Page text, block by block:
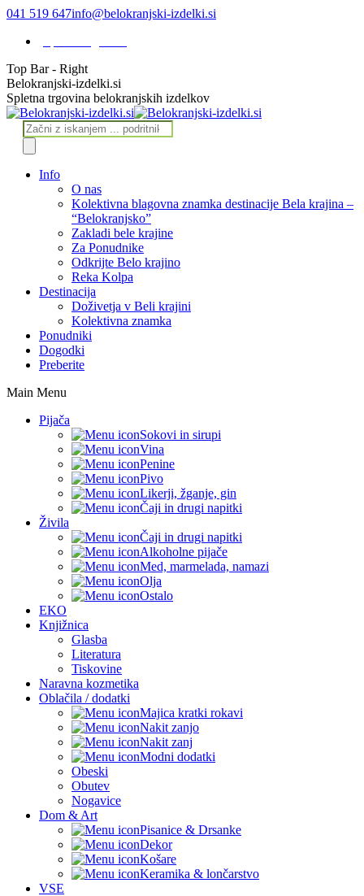
Skip
content
041 519 647info@belokranjski-izdelki.si
Top Bar - Right
Facebook
page
opens
new
window
Instagram
page
opens
new
window
Linkedin
page
opens
new
window
Belokranjski-izdelki.si
Spletna trgovina belokranjskih izdelkov
Products
search
Info
O nas
Kolektivna blagovna znamka destinacije Bela krajina –
“Belokranjsko”
Zakladi bele krajine
Za Ponudnike
Odkrijte Belo krajino
Reka Kolpa
Destinacija
Doživetja v Beli krajini
Kolektivna znamka
Ponudniki
Dogodki
Preberite
Main Menu
Pijača
Sokovi in sirupi
Vina
Penine
Pivo
Likerji, žganje, gin
Čaji in drugi napitki
Živila
Čaji in drugi napitki
Alkoholne pijače
Med, marmelada, namazi
Olja
Ostalo
EKO
Knjižnica
Glasba
Literatura
Tiskovine
Naravna kozmetika
Oblačila / dodatki
Majica kratki rokavi
Nakit zanjo
Nakit zanj
Modni dodatki
Obeski
Obutev
Nogavice
Dom & Art
Pisanice & Drsanke
Dekor
Košare
Keramika & lončarstvo
VSE